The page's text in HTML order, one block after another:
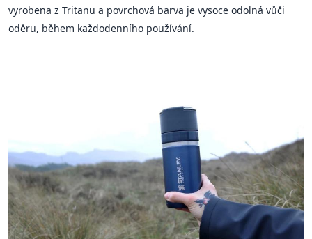
vyrobena z Tritanu a povrchová barva je vysoce odolná vůči
oděru, během každodenního používání.